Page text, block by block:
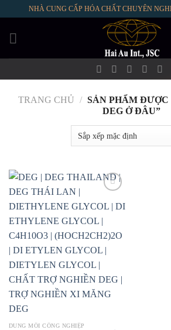
content
NHÀ CUNG CẤP HÓA CHẤT CHUYÊN
TRANG CHỦ / SẢN PHẨM
DEG Ở ĐÂU”
DUNG MÔI CÔNG NGHIỆP